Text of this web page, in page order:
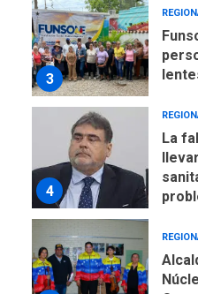
3
4
La